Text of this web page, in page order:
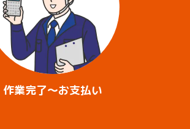
作業完了～お支払い